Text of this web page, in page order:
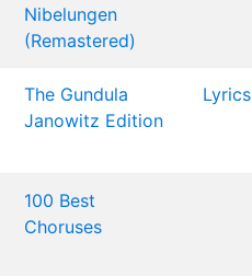
Nibelungen
(Remastered)
The Gundula
Janowitz Edition
Lyrics
100 Best
Choruses